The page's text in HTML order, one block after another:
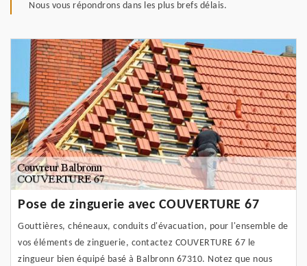
Nous vous répondrons dans les plus brefs délais.
Pose de zinguerie avec COUVERTURE 67
Gouttières, chéneaux, conduits d'évacuation, pour l'ensemble de
vos éléments de zinguerie, contactez COUVERTURE 67 le
zingueur bien équipé basé à Balbronn 67310. Notez que nous